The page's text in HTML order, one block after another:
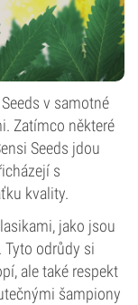
v samotné
Zatímco některé
Seeds jdou
s
kvality.
jako jsou
Tyto odrůdy si
ale také respekt
šampiony